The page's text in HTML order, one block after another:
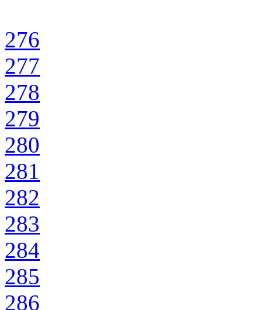
276
277
278
279
280
281
282
283
284
285
286